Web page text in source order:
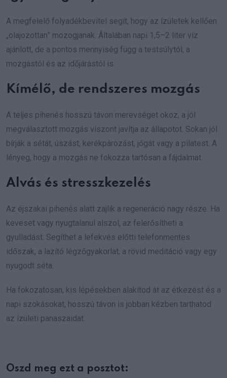
A megfelelő folyadékbevitel segít, hogy az ízületek kellően
„olajozottan” mozogjanak. Általában napi 1,5–2 liter víz
ajánlott, de a pontos mennyiség függ a testsúlytól, a
mozgástól és az időjárástól is.
Kímélő, de rendszeres mozgás
A teljes pihenés hosszú távon merevséget okoz, a jól
megválasztott mozgás viszont javítja az állapotot. Sokan jól
bírják a sétát, úszást, kerékpározást, jógát vagy a pilatest. A
lényeg, hogy a mozgás ne fokozza tartósan a fájdalmat.
Alvás és stresszkezelés
Az éjszakai pihenés alatt zajlik a regeneráció nagy része. Ha
keveset vagy nyugtalanul alszol, az felerősítheti a
gyulladást. Segíthet a lefekvés előtti telefonmentes
időszak, a lazító légzőgyakorlat, a rövid meditáció vagy egy
nyugodt séta.
Ha fokozatosan, kis lépésekben alakítod át az étkezést és a
napi szokásokat, hosszú távon is jobban kézben tarthatod
az ízületi panaszaidat.
Oszd meg ezt a posztot: